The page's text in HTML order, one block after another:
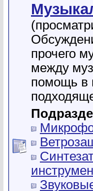
прочего
между
помощь в